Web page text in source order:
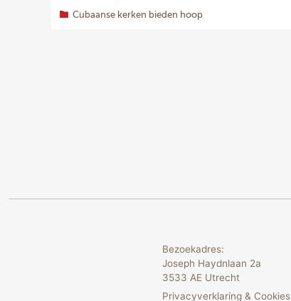
Cubaanse kerken bieden hoop
Bezoekadres:
Joseph Haydnlaan 2a
3533 AE Utrecht
Privacyverklaring & Cookies